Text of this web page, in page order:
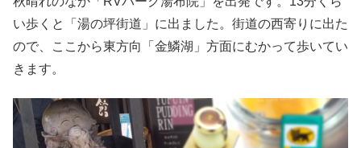
い歩くと「湯の坪街道」に出ました。街道の西寄りに出た
ので、ここから東方向「金鱗湖」方面にむかって歩いてい
きます。